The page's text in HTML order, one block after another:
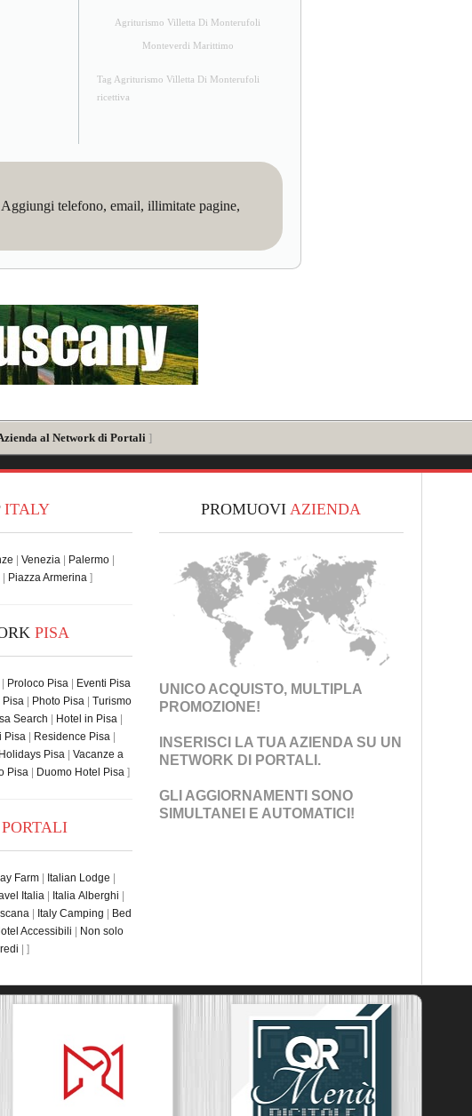
Agriturismo Villetta Di Monterufoli
Monteverdi Marittimo
Tag Agriturismo Villetta Di Monterufoli
ricettiva
telefono, email, illimitate pagine,
al Network di Portali ]
ITALY
|Venezia | Palermo |
| Piazza Armerina ]
PISA
| Proloco Pisa| Eventi Pisa
Pisa| Photo Pisa| Turismo
Search | Hotel in Pisa|
Pisa | Residence Pisa |
Holidays Pisa| Vacanze a
Pisa| Duomo Hotel Pisa]
PORTALI
Farm| Italian Lodge |
Italia| Italia Alberghi |
| Italy Camping | Bed
Accessibili | Non solo
| ]
PROMUOVI AZIENDA
UNICO ACQUISTO, MULTIPLA
PROMOZIONE!
INSERISCI LA TUA AZIENDA SU UN
NETWORK DI PORTALI .
GLI AGGIORNAMENTI SONO
SIMULTANEI E AUTOMATICI!